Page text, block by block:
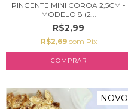
PINGENTE MINI COROA 2,5CM -
MODELO 8 (2...
R$2,99
R$2,69 com Pix
NOVO